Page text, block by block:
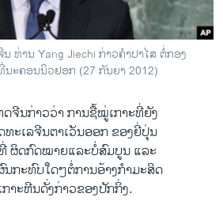
ທ່ານ Yang Jiechi ກ່າວຄຳປາໄສ ຕໍ່ກອງ
ະຄອນນິວຢອກ (27 ກັນຍາ 2012)
ຈີນກ່າວວ່າ ການຊື້ໝູ່ເກາະທີ່ຍັງ
ທະເລຈີນຕາເວັນອອກ ຂອງຍີ່ປຸ່ນ
ຜິດກົດໝາຍແລະບໍ່ສົມບູນ ແລະ
ກະທົບໃດໆຕໍ່ການອ້າງກຳມະສິດ
າະຫີນດັ່ງກ່າວຂອງປັກກິ່ງ.